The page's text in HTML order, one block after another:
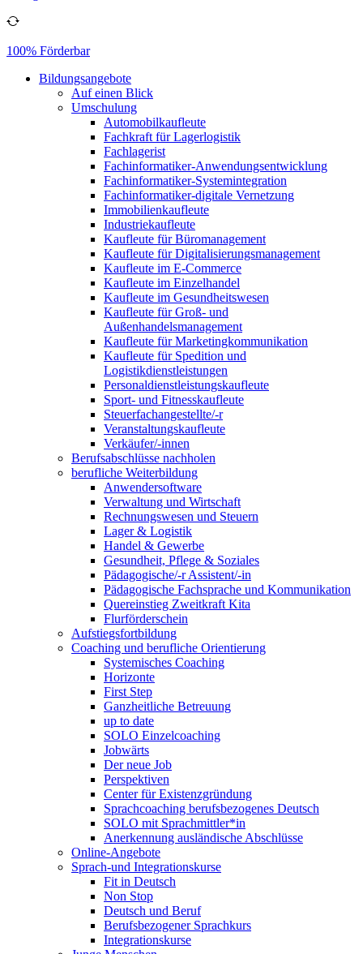
100% Förderbar
Bildungsangebote
Auf einen Blick
Umschulung
Automobilkaufleute
Fachkraft für Lagerlogistik
Fachlagerist
Fachinformatiker-Anwendungsentwicklung
Fachinformatiker-Systemintegration
Fachinformatiker-digitale Vernetzung
Immobilienkaufleute
Industriekaufleute
Kaufleute für Büromanagement
Kaufleute für Digitalisierungsmanagement
Kaufleute im E-Commerce
Kaufleute im Einzelhandel
Kaufleute im Gesundheitswesen
Kaufleute für Groß- und
Außenhandelsmanagement
Kaufleute für Marketingkommunikation
Kaufleute für Spedition und
Logistikdienstleistungen
Personaldienstleistungskaufleute
Sport- und Fitnesskaufleute
Steuerfachangestellte/-r
Veranstaltungskaufleute
Verkäufer/-innen
Berufsabschlüsse nachholen
berufliche Weiterbildung
Anwendersoftware
Verwaltung und Wirtschaft
Rechnungswesen und Steuern
Lager & Logistik
Handel & Gewerbe
Gesundheit, Pflege & Soziales
Pädagogische/-r Assistent/-in
Pädagogische Fachsprache und Kommunikation
Quereinstieg Zweitkraft Kita
Flurförderschein
Aufstiegsfortbildung
Coaching und berufliche Orientierung
Systemisches Coaching
Horizonte
First Step
Ganzheitliche Betreuung
up to date
SOLO Einzelcoaching
Jobwärts
Der neue Job
Perspektiven
Center für Existenzgründung
Sprachcoaching berufsbezogenes Deutsch
SOLO mit Sprachmittler*in
Anerkennung ausländische Abschlüsse
Online-Angebote
Sprach-und Integrationskurse
Fit in Deutsch
Non Stop
Deutsch und Beruf
Berufsbezogener Sprachkurs
Integrationskurse